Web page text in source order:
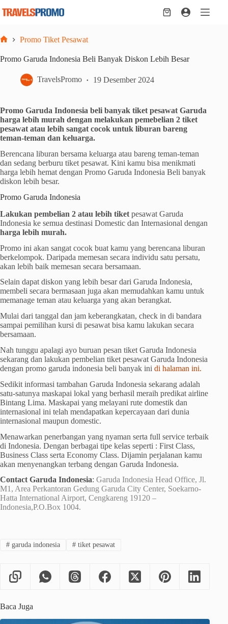
Shopping
Promo Tiket Pesawat
Promo Garuda Indonesia Beli Banyak Diskon Lebih Besar
TravelsPromo 19 Desember 2024
Promo Garuda Indonesia beli banyak tiket pesawat Garuda
harga lebih murah dengan melakukan pemebelian 2 tiket
pesawat atau lebih sangat cocok untuk liburan bareng
teman-teman dan keluarga.
Berencana liburan bersama keluarga atau bareng teman-teman
dan sedang berburu tiket pesawat. Kini kamu bisa menikmati
harga lebih hemat dengan Promo Garuda Indonesia Beli banyak
diskon lebih besar.
Promo Garuda Indonesia
Lakukan pembelian 2 atau lebih tiket pesawat Garuda
Indonesia ke semua destinasi Domestic dan Internasional dengan
harga lebih murah.
Promo ini akan sangat cocok buat kamu yang berencana liburan
berkelompok. Daripada memesan secara individu satu persatu,
akan lebih baik memesan secara bersamaan.
Selain dapat diskon yang lebih besar dari Garuda Indonesia,
membeli secara bermasaan juga akan memudahkan kamu untuk
memanage teman atau keluarga yang akan berangkat.
Mulai dari tanggal dan jam keberangkatan, check in di bandara
sampai pemilihan kursi di pesawat bisa kamu lakukan secara
bersamaan.
Nah tunggu apalagi ayo buruan pesan tiket Garuda Indonesia
sekarang dan lakukan pembelian tiket pesawat Garuda Indonesia
dengan promo garuda indonesia beli banyak ini di halaman ini.
Sedikit informasi tambahan Garuda Indonesia sekarang adalah
satu-satunya maskapai lokal yang berhasil meraih predikat airline
Bintang Lima. Maskapai yang melayani rute domestik dan
internasional ini telah mendapatkan kepercayaan dari dunia
internasional maupun domestic.
Menawarkan penerbangan yang nyaman serta full service terbaik
di Indonesia. Dengan berbagai tipe kelas seperti : First Class,
Business Class serta Economy Class. Dijamin perjalanan kamu
akan menyenangkan terbang dengan Garuda Indonesia.
Contact Garuda Indonesia: Garuda Indonesia Head Office, Jl.
M1, Area Perkantoran Gedung Garuda City Center, Soekarno-
Hatta International Airport, Cengkareng 19120 –
Indonesia,P.O.Box 1004.
#garuda indonesia #tiket pesawat
Baca Juga